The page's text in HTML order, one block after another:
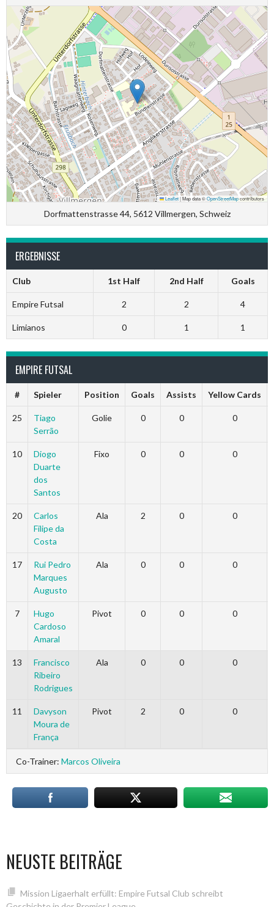
Leaflet|Map data ©OpenStreetMapcontributors
Dorfmattenstrasse 44, 5612 Villmergen, Schweiz
ERGEBNISSE
Club 1st Half 2nd Half Goals
Empire Futsal 2 2 4
Limianos 0 1 1
EMPIRE FUTSAL
# Spieler Position Goals Assists Yellow Cards
25
Tiago
Serrão
Golie 0 0 0
10
Diogo
Duarte
dos
Santos
Fixo 0 0 0
20
Carlos
Filipe da
Costa
Ala 2 0 0
17
Rui Pedro
Marques
Augusto
Ala 0 0 0
7
Hugo
Cardoso
Amaral
Pivot 0 0 0
13
Francisco
Ribeiro
Rodrigues
Ala 0 0 0
11
Davyson
Moura de
França
Pivot 2 0 0
Co-Trainer: Marcos Oliveira
NEUSTE BEITRÄGE
Mission Ligaerhalt erfüllt: Empire Futsal Club schreibt